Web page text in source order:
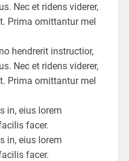
Nec et ridens viderer,
Prima omittantur mel
hendrerit instructior,
Nec et ridens viderer,
Prima omittantur mel
in, eius lorem
facer.
in, eius lorem
facer.